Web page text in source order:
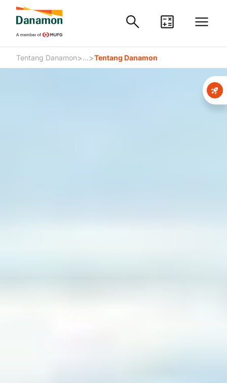
Tentang Danamon>...>Tentang Danamon